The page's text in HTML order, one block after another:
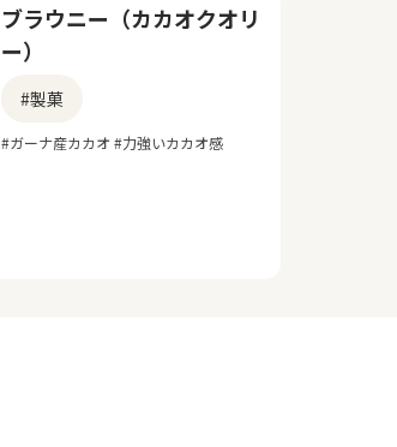
ブラウニー（カカオクオリ
ー）
#製菓
#ガーナ産カカオ #力強いカカオ感